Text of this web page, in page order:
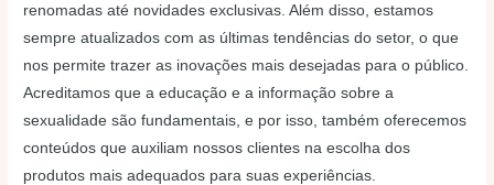
renomadas até novidades exclusivas. Além disso, estamos
sempre atualizados com as últimas tendências do setor, o que
nos permite trazer as inovações mais desejadas para o público.
Acreditamos que a educação e a informação sobre a
sexualidade são fundamentais, e por isso, também oferecemos
conteúdos que auxiliam nossos clientes na escolha dos
produtos mais adequados para suas experiências.